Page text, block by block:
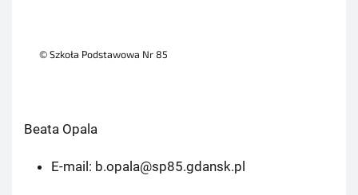
© Szkoła Podstawowa Nr 85
Beata Opala
E-mail: b.opala@sp85.gdansk.pl